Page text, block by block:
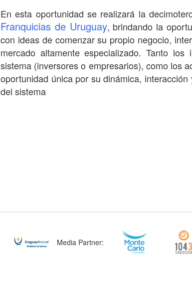
En esta oportunidad se realizará la
Franquicias de Uruguay, brindando la
con ideas de comenzar su propio negocio,
mercado altamente especializado. Tanto
sistema (inversores o empresarios), como los
oportunidad única por su dinámica,
del sistema
Media Partner: